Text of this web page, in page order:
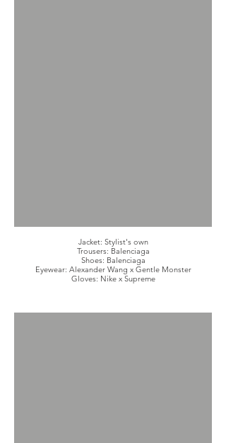
Jacket: Stylist's own
Trousers: Balenciaga
Shoes: Balenciaga
Eyewear: Alexander Wang x Gentle Monster
Gloves: Nike x Supreme